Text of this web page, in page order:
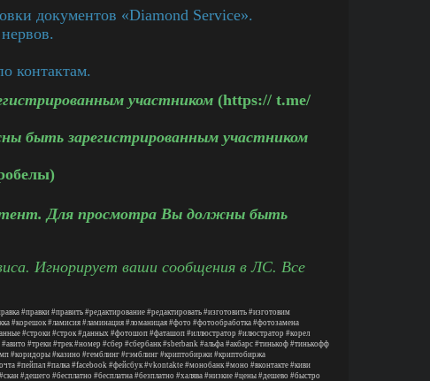
документов «Diamond Service».
контактам.
участником (https:// t.me/
быть зарегистрированным участником
Для просмотра Вы должны быть
Игнорирует ваши сообщения в ЛС. Все
#правки #править #редактирование #редактировать #изготовить #изготовим
#корешок #ламисия #ламинация #ломаницая #фото #фотообработка #фотозамена
#строки #строк #данных #фотошоп #фаташоп #иллюстратор #илюстратор #корел
#авито #треки #трек #номер #сбер #сбербанк #sberbank #альфа #акбарс #тинькоф #тинькофф
#коридоры #казино #гемблинг #гэмблинг #криптобиржи #криптобиржа
#пейпал #палка #facebook #фейсбук #vkontakte #монобанк #моно #вконтакте #киви
#скан #дешего #бесплатно #бесплатна #безплатно #халява #низкие #цены #дешево #быстро